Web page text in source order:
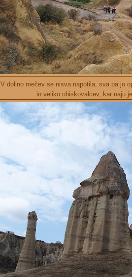
V dolino mečev se nisva napotila, sva pa jo
in veliko obiskovalcev, kar naju